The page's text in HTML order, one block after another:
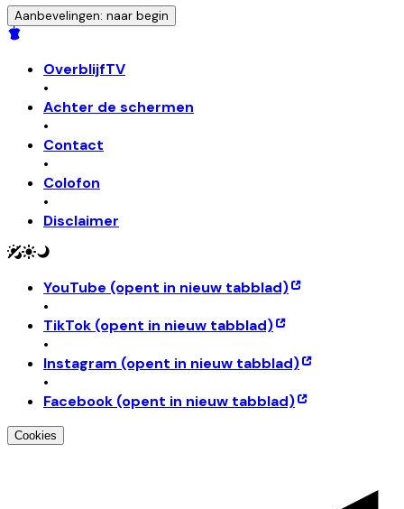
Aanbevelingen: naar begin
OverblijfTV
•
Achter de schermen
•
Contact
•
Colofon
•
Disclaimer
YouTube (opent in nieuw tabblad)
•
TikTok (opent in nieuw tabblad)
•
Instagram (opent in nieuw tabblad)
•
Facebook (opent in nieuw tabblad)
Cookies